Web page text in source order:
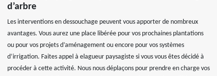
d’arbre
Les interventions en dessouchage peuvent vous apporter de nombreux
avantages. Vous aurez une place libérée pour vos prochaines plantations
ou pour vos projets d’aménagement ou encore pour vos systèmes
d’irrigation. Faites appel à elagueur paysagiste si vous vous êtes décidé à
procéder à cette activité. Nous nous déplaçons pour prendre en charge vos